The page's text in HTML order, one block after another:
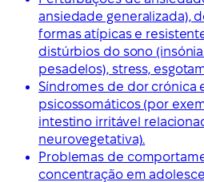
ansiedade generalizada),
formas atípicas e
distúrbios do sono
pesadelos), stress,
Síndromes de dor crónica
psicossomáticos (por
intestino irritável
neurovegetativa).
Problemas de
concentração em